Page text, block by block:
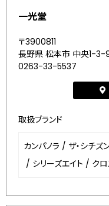
一光堂
〒3900811
長野県 松本市 中央1-3-
0263-33-5537
取扱ブランド
カンパノラ / ザ・シチズ
/ シリーズエイト / ク